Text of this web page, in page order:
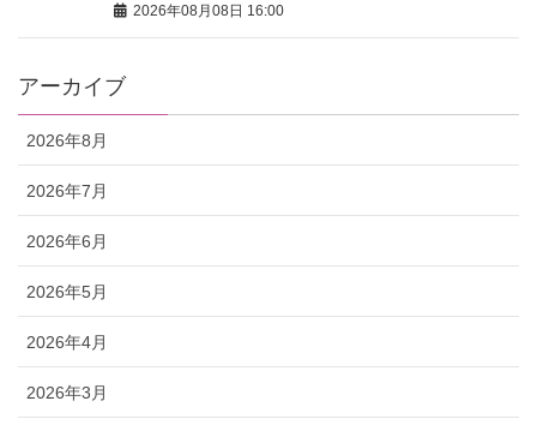
2026年08月08日 16:00
アーカイブ
2026年8月
2026年7月
2026年6月
2026年5月
2026年4月
2026年3月